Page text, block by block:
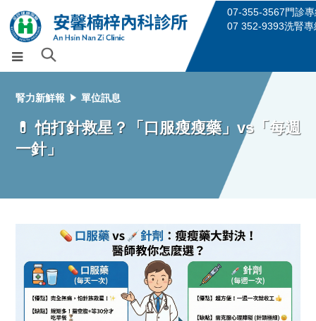
07-355-3567門診
07 352-9393洗腎專
腎力新鮮報 單位訊息
💊 怕打針救星？「口服瘦瘦藥」vs「每週
一針」